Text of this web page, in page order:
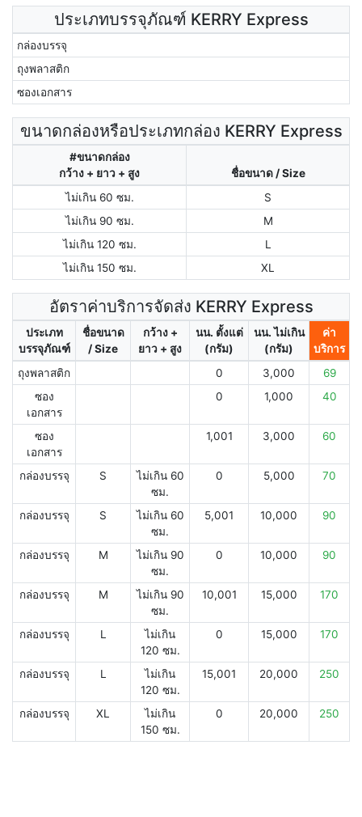
ประเภทบรรจุภัณฑ์ KERRY Express
กล่องบรรจุ
ถุงพลาสติก
ซองเอกสาร
ขนาดกล่องหรือประเภทกล่อง KERRY Express
#ขนาดกล่อง
กว้าง + ยาว + สูง
ชื่อขนาด / Size
ไม่เกิน 60 ซม.
S
ไม่เกิน 90 ซม.
M
ไม่เกิน 120 ซม.
L
ไม่เกิน 150 ซม.
XL
อัตราค่าบริการจัดส่ง KERRY Express
ประเภท
บรรจุภัณฑ์
ชื่อขนาด
/ Size
กว้าง +
ยาว + สูง
นน. ตั้งแต่
(กรัม)
นน. ไม่เกิน
(กรัม)
ค่า
บริการ
ถุงพลาสติก
0 3,000
69
ซอง
เอกสาร
0 1,000 40
ซอง
เอกสาร
1,001 3,000 60
กล่องบรรจุ S
ไม่เกิน 60
ซม.
0 5,000 70
กล่องบรรจุ S
ไม่เกิน 60
ซม.
5,001 10,000 90
กล่องบรรจุ M
ไม่เกิน 90
ซม.
0 10,000 90
กล่องบรรจุ M
ไม่เกิน 90
ซม.
10,001 15,000 170
กล่องบรรจุ L
ไม่เกิน
120 ซม.
0 15,000 170
กล่องบรรจุ L
ไม่เกิน
120 ซม.
15,001 20,000 250
กล่องบรรจุ XL
ไม่เกิน
150 ซม.
0 20,000 250